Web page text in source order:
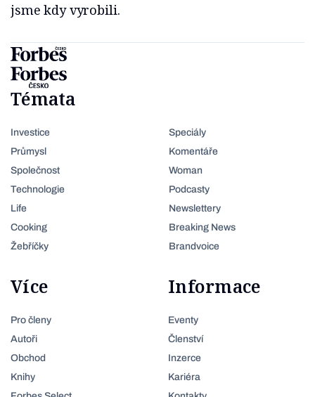
jsme kdy vyrobili.
Témata
Investice
Průmysl
Společnost
Technologie
Life
Cooking
Žebříčky
Speciály
Komentáře
Woman
Podcasty
Newslettery
Breaking News
Brandvoice
Více
Pro členy
Autoři
Obchod
Knihy
Informace
Eventy
Členství
Inzerce
Kariéra